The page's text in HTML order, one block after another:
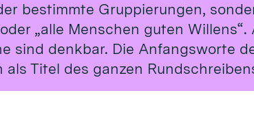
bestimmte Gruppierungen,
„alle Menschen guten
sind denkbar. Die Anfangsworte
als Titel des ganzen